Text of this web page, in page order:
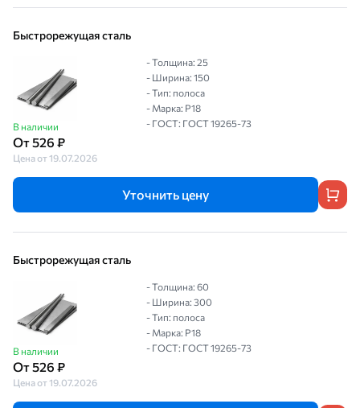
Быстрорежущая сталь
В наличии
От 526 ₽
Цена от 19.07.2026
- Толщина: 25
- Ширина: 150
- Тип: полоса
- Марка: Р18
- ГОСТ: ГОСТ 19265-73
Уточнить цену
Быстрорежущая сталь
В наличии
От 526 ₽
Цена от 19.07.2026
- Толщина: 60
- Ширина: 300
- Тип: полоса
- Марка: Р18
- ГОСТ: ГОСТ 19265-73